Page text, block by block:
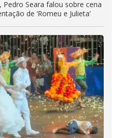
Seara falou sobre cena
de ‘Romeu e Julieta’